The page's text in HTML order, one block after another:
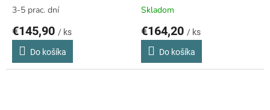
plastSada vrtákov 25
S338RCZ004HSSCo5,
plast
3-5 prac. dní
€145,90 / ks
Do košíka
Sada vrtákov 25-dielna
338RGT50HSSCo5, kov
Skladom
€164,20 / ks
Do košíka